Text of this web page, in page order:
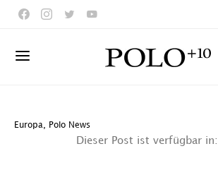
Europa Polo News
Dieser Post ist verfügbar in: